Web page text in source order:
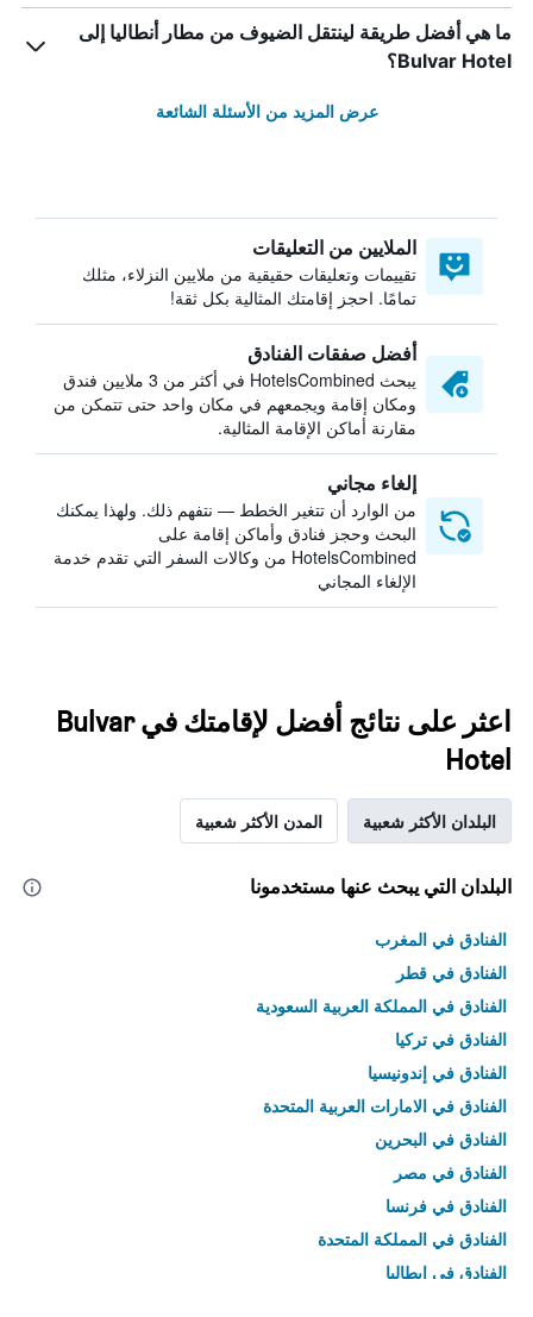
ما هي أفضل طريقة لينتقل الضيوف من مطار أنطاليا إلى
Bulvar Hotel؟
عرض المزيد من الأسئلة الشائعة
الملايين من التعليقات
تقييمات وتعليقات حقيقية من ملايين النزلاء، مثلك
تمامًا. احجز إقامتك المثالية بكل ثقة!
أفضل صفقات الفنادق
يبحث HotelsCombined في أكثر من 3 ملايين فندق
ومكان إقامة ويجمعهم في مكان واحد حتى تتمكن من
مقارنة أماكن الإقامة المثالية.
إلغاء مجاني
من الوارد أن تتغير الخطط — نتفهم ذلك. ولهذا يمكنك
البحث وحجز فنادق وأماكن إقامة على
HotelsCombined من وكالات السفر التي تقدم خدمة
الإلغاء المجاني
اعثر على نتائج أفضل لإقامتك في Bulvar
Hotel
البلدان الأكثر شعبية المدن الأكثر شعبية
البلدان التي يبحث عنها مستخدمونا
الفنادق في المغرب
الفنادق في قطر
الفنادق في المملكة العربية السعودية
الفنادق في تركيا
الفنادق في إندونيسيا
الفنادق في الامارات العربية المتحدة
الفنادق في البحرين
الفنادق في مصر
الفنادق في فرنسا
الفنادق في المملكة المتحدة
الفنادق في إيطاليا